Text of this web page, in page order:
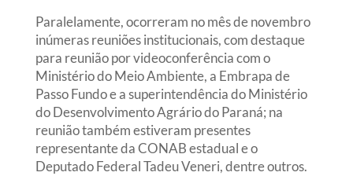
Paralelamente, ocorreram no mês de novembro
inúmeras reuniões institucionais, com destaque
para reunião por videoconferência com o
Ministério do Meio Ambiente, a Embrapa de
Passo Fundo e a superintendência do Ministério
do Desenvolvimento Agrário do Paraná; na
reunião também estiveram presentes
representante da CONAB estadual e o
Deputado Federal Tadeu Veneri, dentre outros.